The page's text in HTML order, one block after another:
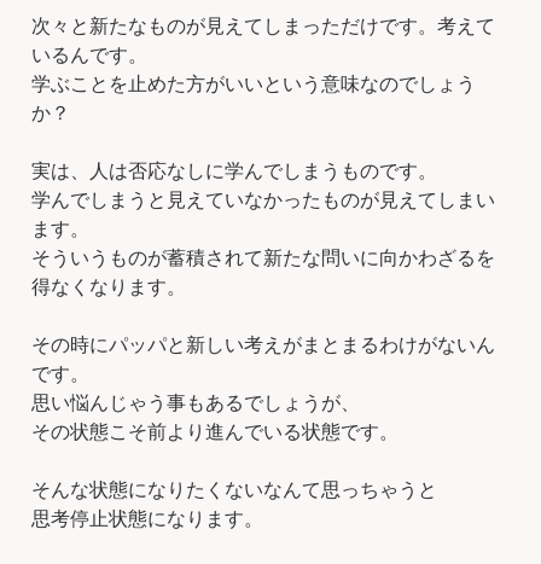
次々と新たなものが見えてしまっただけです。考えて
いるんです。
学ぶことを止めた方がいいという意味なのでしょう
か？
実は、人は否応なしに学んでしまうものです。
学んでしまうと見えていなかったものが見えてしまい
ます。
そういうものが蓄積されて新たな問いに向かわざるを
得なくなります。
その時にパッパと新しい考えがまとまるわけがないん
です。
思い悩んじゃう事もあるでしょうが、
その状態こそ前より進んでいる状態です。
そんな状態になりたくないなんて思っちゃうと
思考停止状態になります。